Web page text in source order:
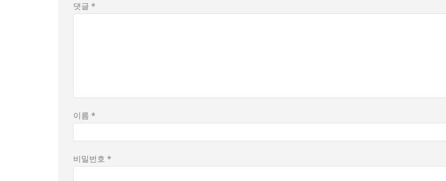
댓글 *
이름 *
비밀번호 *